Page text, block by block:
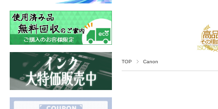
TOP Canon